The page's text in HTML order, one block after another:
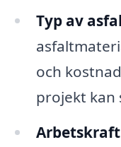
Typ av
och
projekt kan